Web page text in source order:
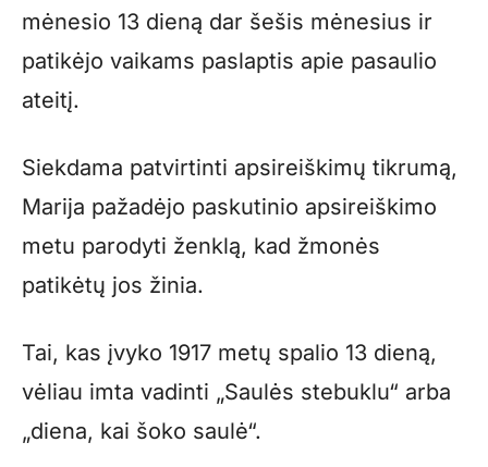
mėnesio 13 dieną dar šešis mėnesius ir
patikėjo vaikams paslaptis apie pasaulio
ateitį.
Siekdama patvirtinti apsireiškimų tikrumą,
Marija pažadėjo paskutinio apsireiškimo
metu parodyti ženklą, kad žmonės
patikėtų jos žinia.
Tai, kas įvyko 1917 metų spalio 13 dieną,
vėliau imta vadinti „Saulės stebuklu“ arba
„diena, kai šoko saulė“.